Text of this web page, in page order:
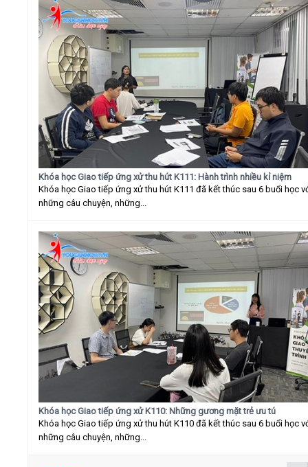
Khóa học Giao tiếp ứng xử thu hút K111: Hành trình nhiều kỉ niệm
Khóa học Giao tiếp ứng xử thu hút K111 đã kết thúc sau 6 buổi học
những câu chuyện, những...
Khóa học Giao tiếp ứng xử K110: Những gương mặt trẻ ưu tú
Khóa học Giao tiếp ứng xử thu hút K110 đã kết thúc sau 6 buổi học
những câu chuyện, những...